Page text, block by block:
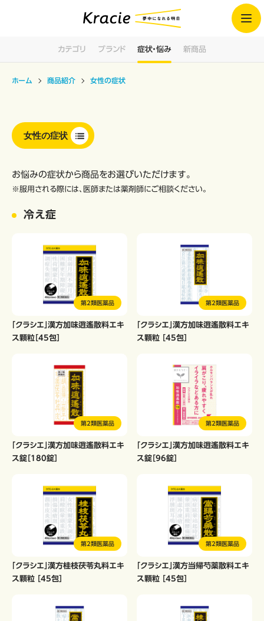
カテゴリ ブランド 症状・悩み 新商品
ホーム 商品紹介 女性の症状
女性の症状
お悩みの症状から商品をお選びいただけます。
※服用される際には、医師または薬剤師にご相談ください。
冷え症
第2類医薬品
「クラシエ」漢方加味逍遙散料エキ
ス顆粒［45包］
第2類医薬品
「クラシエ」漢方加味逍遙散料エキ
ス顆粒 ［45包］
第2類医薬品
「クラシエ」漢方加味逍遙散料エキ
ス錠［180錠］
第2類医薬品
「クラシエ」漢方加味逍遙散料エキ
ス錠［96錠］
第2類医薬品
「クラシエ」漢方桂枝茯苓丸料エキ
ス顆粒 ［45包］
第2類医薬品
「クラシエ」漢方当帰芍薬散料エキ
ス顆粒 ［45包］